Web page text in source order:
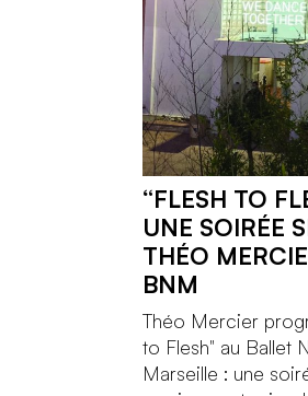
“FLESH TO
UNE SOIRÉE
THÉO
BNM
Théo Mercier
to Flesh" au Ballet
Marseille : une